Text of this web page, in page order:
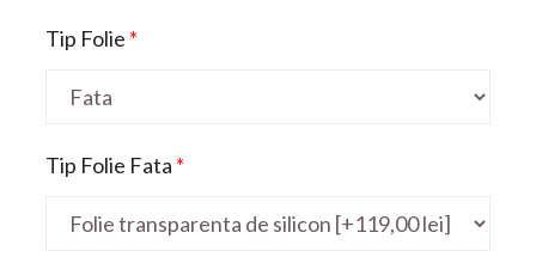
Tip Folie *
Tip Folie Fata *